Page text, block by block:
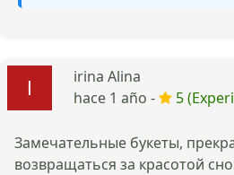
irina Alina
hace 1 año -
5
Замечательные букеты,
возвращаться за красотой